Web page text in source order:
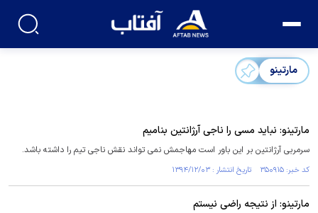
مارتینو
مارتینو: نباید مسی را ناجی آرژانتین بنامیم
سرمربی آرژانتین بر این باور است مهاجمش نمی تواند نقش ناجی تیم را داشته باشد.
کد خبر: ۳۵۰۹۱۵ تاریخ انتشار : ۱۳۹۴/۱۲/۰۳
مارتینو: از نتیجه‌ راضی نیستم